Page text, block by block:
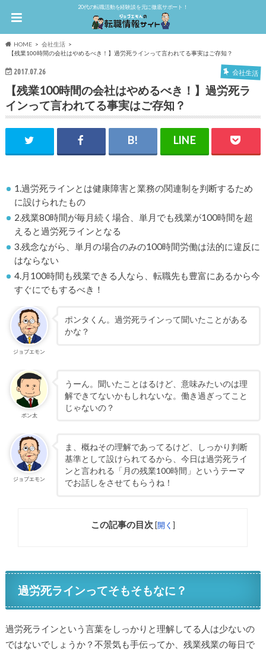
20代の転職活動を経験談を元に徹底サポート！
HOME
会社生活
【残業100時間の会社はやめるべき！】過労死ラインって言われてる事実はご存知？
2017.07.26 会社生活
【残業100時間の会社はやめるべき！】過労死ラ
インって言われてる事実はご存知？
1.過労死ラインとは健康障害と業務の関連制を判断するため
に設けられたもの
2.残業80時間が毎月続く場合、単月でも残業が100時間を超
えると過労死ラインとなる
3.残念ながら、単月の場合のみの100時間労働は法的に違反に
はならない
4.月100時間も残業できる人なら、転職先も豊富にあるから今
すぐにでもするべき！
ジョブエモン
ポンタくん。過労死ラインって聞いたことがある
かな？
ポン太
うーん。聞いたことはるけど、意味みたいのは理
解できてないかもしれないな。働き過ぎってこと
じゃないの？
ジョブエモン
ま、概ねその理解であってるけど、しっかり判断
基準として設けられてるから、今日は過労死ライ
ンと言われる「月の残業100時間」というテーマ
でお話しをさせてもらうね！
この記事の目次 [開く ]
過労死ラインってそもそもなに？
過労死ラインという言葉をしっかりと理解してる人は少ないの
ではないでしょうか？不景気も手伝ってか、残業残業の毎日で